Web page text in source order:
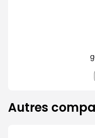
Autres